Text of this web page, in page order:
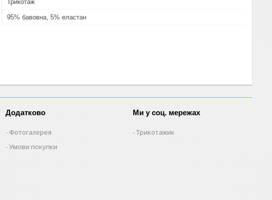
Трикотаж
95% бавовна, 5% еластан
Додатково
Фотогалерея
Умови покупки
Ми у соц. мережах
Трикотажик